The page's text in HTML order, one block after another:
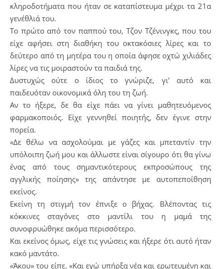
κληροδοτήματα που ήταν σε καταπίστευμα μέχρι τα 21α
γενέθλιά του.
Το πρώτο από τον παππού του, Τζον Τζένινγκς, που του
είχε αφήσει στη διαθήκη του οκτακόσιες λίρες και το
δεύτερο από τη μητέρα του η οποία άφησε οχτώ χιλιάδες
λίρες να τις μοιραστούν τα παιδιά της.
Δυστυχώς ούτε ο ίδιος το γνώριζε, γι’ αυτό και
παιδευόταν οικονομικά όλη του τη ζωή.
Αν το ήξερε, δε θα είχε πάει να γίνει μαθητευόμενος
φαρμακοποιός. Είχε γεννηθεί ποιητής, δεν έγινε στην
πορεία.
«Δε θέλω να ασχολούμαι με γάζες και μπεταντίν την
υπόλοιπη ζωή μου και άλλωστε είναι σίγουρο ότι θα γίνω
ένας από τους σημαντικότερους εκπροσώπους της
αγγλικής ποίησης» της απάντησε με αυτοπεποίθηση
εκείνος.
Εκείνη τη στιγμή τον έπνιξε ο βήχας. Βλέποντας τις
κόκκινες σταγόνες στο μαντίλι του η μαμά της
συνοφρυώθηκε ακόμα περισσότερο.
Και εκείνος όμως, είχε τις γνώσεις και ήξερε ότι αυτό ήταν
κακό μαντάτο.
«Άκου» του είπε. «Και εγώ υπήρξα νέα και ερωτευμένη και